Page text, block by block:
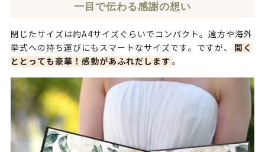
一目で伝わる感謝の想い
閉じたサイズは約A4サイズぐらいでコンパクト。遠方や海外
挙式への持ち運びにもスマートなサイズです。ですが、
開く
ととっても豪華！感動があふれだします 。